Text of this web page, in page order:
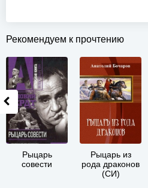
Рекомендуем к прочтению
Рыцарь
совести
Рыцарь из
рода драконов
(СИ)